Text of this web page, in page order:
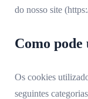
do nosso site
Como
Os cookies
seguintes